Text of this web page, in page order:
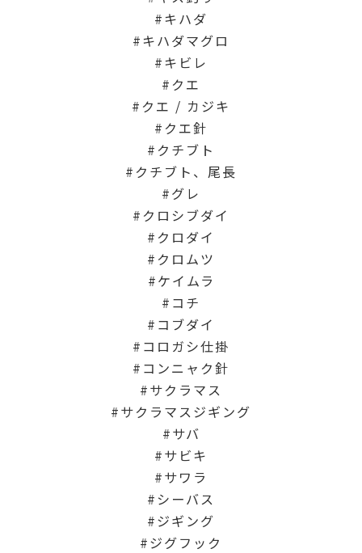
キハダ
キハダマグロ
キビレ
クエ
クエ / カジキ
クエ針
クチブト
クチブト、尾長
グレ
クロシブダイ
クロダイ
クロムツ
ケイムラ
コチ
コブダイ
コロガシ仕掛
コンニャク針
サクラマス
サクラマスジギング
サバ
サビキ
サワラ
シーバス
ジギング
ジグフック